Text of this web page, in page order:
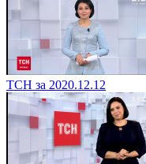
ТСН за 2020.12.12